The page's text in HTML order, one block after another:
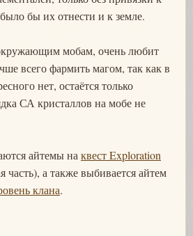
бы их отнести и к земле.
мобам, очень любит
всего фармить магом, так как в
нет, остаётся только
СА кристаллов на мобе не
айтемы на квест Exploration
часть), а также выбивается айтем
клана.